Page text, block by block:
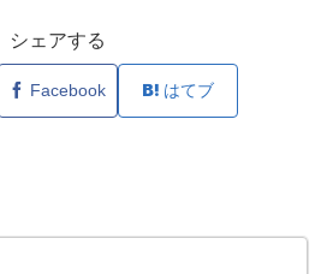
シェアする
Facebook はてブ